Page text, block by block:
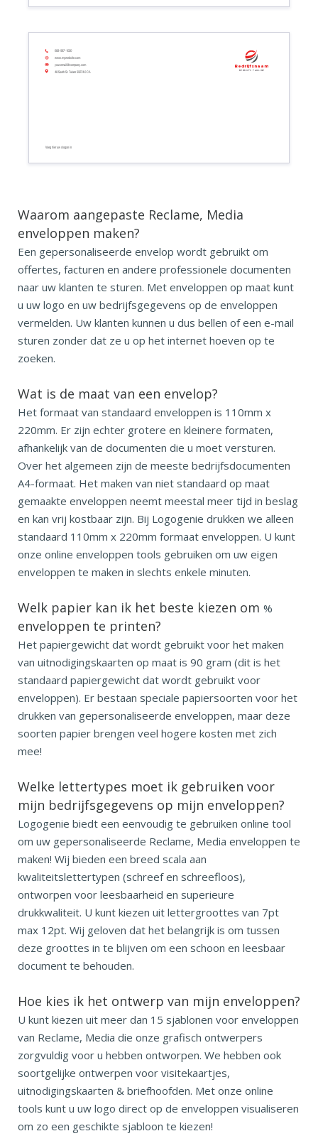
Voeg hier uw slogan in
your.email@company.com
48 South St. Tulare 93274.0 CA
608-967-1020
www.mywebsite.com
Bedrijfsnaam
Bedrijfs tagline
Waarom aangepaste Reclame, Media
enveloppen maken?
Een gepersonaliseerde envelop wordt gebruikt om
offertes, facturen en andere professionele documenten
naar uw klanten te sturen. Met enveloppen op maat kunt
u uw logo en uw bedrijfsgegevens op de enveloppen
vermelden. Uw klanten kunnen u dus bellen of een e-mail
sturen zonder dat ze u op het internet hoeven op te
zoeken.
Wat is de maat van een envelop?
Het formaat van standaard enveloppen is 110mm x
220mm. Er zijn echter grotere en kleinere formaten,
afhankelijk van de documenten die u moet versturen.
Over het algemeen zijn de meeste bedrijfsdocumenten
A4-formaat. Het maken van niet standaard op maat
gemaakte enveloppen neemt meestal meer tijd in beslag
en kan vrij kostbaar zijn. Bij Logogenie drukken we alleen
standaard 110mm x 220mm formaat enveloppen. U kunt
onze online enveloppen tools gebruiken om uw eigen
enveloppen te maken in slechts enkele minuten.
Welk papier kan ik het beste kiezen om %
enveloppen te printen?
Het papiergewicht dat wordt gebruikt voor het maken
van uitnodigingskaarten op maat is 90 gram (dit is het
standaard papiergewicht dat wordt gebruikt voor
enveloppen). Er bestaan speciale papiersoorten voor het
drukken van gepersonaliseerde enveloppen, maar deze
soorten papier brengen veel hogere kosten met zich
mee!
Welke lettertypes moet ik gebruiken voor
mijn bedrijfsgegevens op mijn enveloppen?
Logogenie biedt een eenvoudig te gebruiken online tool
om uw gepersonaliseerde Reclame, Media enveloppen te
maken! Wij bieden een breed scala aan
kwaliteitslettertypen (schreef en schreefloos),
ontworpen voor leesbaarheid en superieure
drukkwaliteit. U kunt kiezen uit lettergroottes van 7pt
max 12pt. Wij geloven dat het belangrijk is om tussen
deze groottes in te blijven om een schoon en leesbaar
document te behouden.
Hoe kies ik het ontwerp van mijn enveloppen?
U kunt kiezen uit meer dan 15 sjablonen voor enveloppen
van Reclame, Media die onze grafisch ontwerpers
zorgvuldig voor u hebben ontworpen. We hebben ook
soortgelijke ontwerpen voor visitekaartjes,
uitnodigingskaarten & briefhoofden. Met onze online
tools kunt u uw logo direct op de enveloppen visualiseren
om zo een geschikte sjabloon te kiezen!